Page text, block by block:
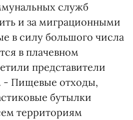
служб
и за миграционными
в силу большого числа
в плачевном
представители
- Пищевые отходы,
бутылки
территориям